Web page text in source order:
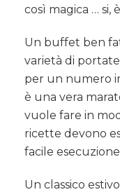
così magica … si,
Un buffet ben
varietà di
per un numero
è una vera
vuole fare in
ricette devono
facile
Un classico